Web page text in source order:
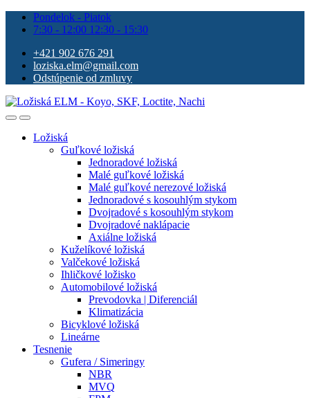
Pondelok - Piatok
7:30 - 12:00 12:30 - 15:30
+421 902 676 291
loziska.elm@gmail.com
Odstúpenie od zmluvy
Ložiská
Guľkové ložiská
Jednoradové ložiská
Malé guľkové ložiská
Malé guľkové nerezové ložiská
Jednoradové s kosouhlým stykom
Dvojradové s kosouhlým stykom
Dvojradové naklápacie
Axiálne ložiská
Kuželíkové ložiská
Valčekové ložiská
Ihličkové ložisko
Automobilové ložiská
Prevodovka | Diferenciál
Klimatizácia
Bicyklové ložiská
Lineárne
Tesnenie
Gufera / Simeringy
NBR
MVQ